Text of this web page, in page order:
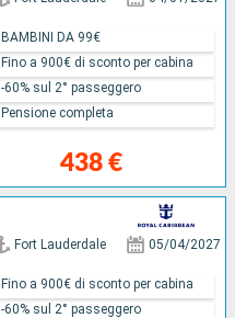
438 €
BAMBINI DA 99€
Fino a 900€ di sconto per cabina
-60% sul 2° passeggero
Pensione completa
Fort Lauderdale 05/04/2027
Fino a 900€ di sconto per cabina
-60% sul 2° passeggero